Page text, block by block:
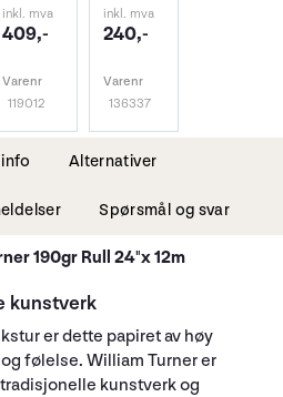
inkl. mva
409,-
Varenr
119012
inkl. mva
240,-
Varenr
136337
Alternativer
Spørsmål og svar
190gr Rull 24"x 12m
kunstverk
er dette papiret av høy
følelse. William Turner er
kunstverk og